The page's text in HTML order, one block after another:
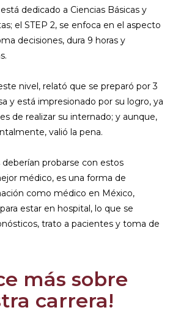
dedicado a Ciencias Básicas y
el STEP 2, se enfoca en el aspecto
decisiones, dura 9 horas y
nivel, relató que se preparó por 3
y está impresionado por su logro, ya
de realizar su internado; y aunque,
valió la pena.
deberían probarse con estos
médico, es una forma de
como médico en México,
estar en hospital, lo que se
trato a pacientes y toma de
más sobre
carrera!